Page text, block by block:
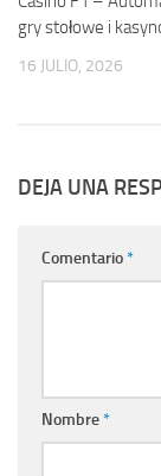
gry stołowe i
16 JULIO, 2026
DEJA UNA
Comentario*
Nombre*